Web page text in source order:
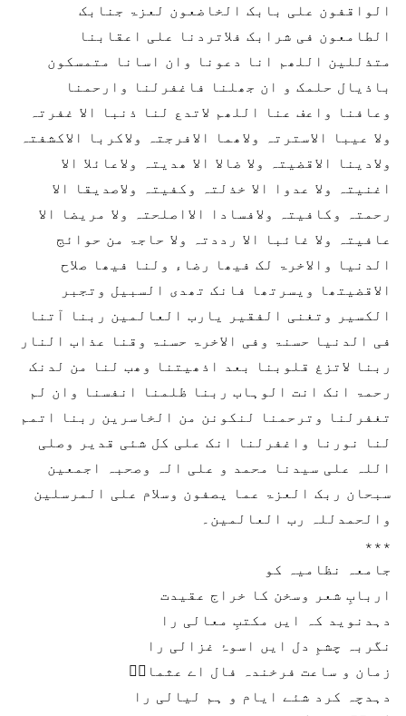
الواقفون علی بابک الخاضعون لعزۃ جنابک
الطامعون فی شرابک فلاتردنا علی اعقابنا
متذللین اللھم انا دعونا وان اسانا متمسکون
باذیال حلمک و ان جھلنا فاغفرلنا وارحمنا
وعافنا واعف عنا اللھم لاتدع لنا ذنبا الا غفرتہ
ولا عیبا الاسترتہ ولاھما الافرجتہ ولاکربا الاکشفتہ
ولادینا الاقضیتہ ولا ضالا الا ھدیتہ ولاعائلا الا
اغنیتہ ولا عدوا الا خذلتہ وکفیتہ ولاصدیقا الا
رحمتہ وکافیتہ ولافسادا الااصلحتہ ولا مریضا الا
عافیتہ ولا غائبا الا رددتہ ولا حاجۃ من حوائج
الدنیا والاخرۃ لک فیھا رضاء ولنا فیھا صلاح
الاقضیتھا ویسرتھا فانک تھدی السبیل وتجبر
الکسیر وتغنی الفقیر یارب العالمین ربنا آتنا
فی الدنیا حسنۃ وفی الاخرۃ حسنۃ وقنا عذاب النار
ربنا لاتزغ قلوبنا بعد اذھیتنا وھب لنا من لدنک
رحمۃ انک انت الوہاب ربنا ظلمنا انفسنا وان لم
تغفرلنا وترحمنا لنکونن من الخاسرین ربنا اتمم
لنا نورنا واغفرلنا انک علی کل شئی قدیر وصلی
اللہ علی سیدنا محمد و علی الہ وصحبہ اجمعین
سبحان ربک العزۃ عما یصفون وسلام علی المرسلین
والحمدللہ رب العالمین۔
٭٭٭
جامعہ نظامیہ کو
اربابِ شعر وسخن کا خراج عقیدت
دہدنوید کہ ایں مکتبِ معالی را
نگربہ چشمِ دل ایں اسوۂ غزالی را
زمان و ساعت فرخندہ فال اے عثماںؔ
دہدچہ کرد شئے ایام و ہم لیالی را